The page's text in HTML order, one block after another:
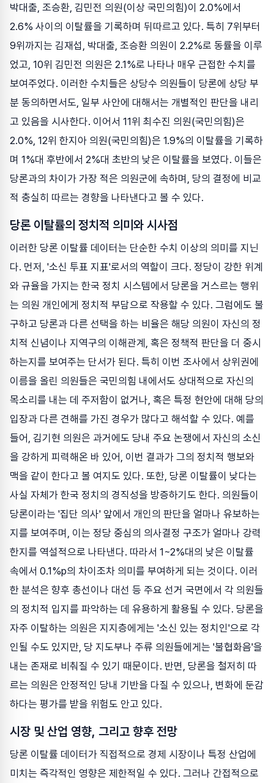
박대출, 조승환, 김민전 의원(이상 국민의힘)이 2.0%에서
2.6% 사이의 이탈률을 기록하며 뒤따르고 있다. 특히 7위부터
9위까지는 김재섭, 박대출, 조승환 의원이 2.2%로 동률을 이루
었고, 10위 김민전 의원은 2.1%로 나타나 매우 근접한 수치를
보여주었다. 이러한 수치들은 상당수 의원들이 당론에 상당 부
분 동의하면서도, 일부 사안에 대해서는 개별적인 판단을 내리
고 있음을 시사한다. 이어서 11위 최수진 의원(국민의힘)은
2.0%, 12위 한지아 의원(국민의힘)은 1.9%의 이탈률을 기록하
며 1%대 후반에서 2%대 초반의 낮은 이탈률을 보였다. 이들은
당론과의 차이가 가장 적은 의원군에 속하며, 당의 결정에 비교
적 충실히 따르는 경향을 나타낸다고 볼 수 있다.
당론 이탈률의 정치적 의미와 시사점
이러한 당론 이탈률 데이터는 단순한 수치 이상의 의미를 지닌
다. 먼저, '소신 투표 지표'로서의 역할이 크다. 정당이 강한 위계
와 규율을 가지는 한국 정치 시스템에서 당론을 거스르는 행위
는 의원 개인에게 정치적 부담으로 작용할 수 있다. 그럼에도 불
구하고 당론과 다른 선택을 하는 비율은 해당 의원이 자신의 정
치적 신념이나 지역구의 이해관계, 혹은 정책적 판단을 더 중시
하는지를 보여주는 단서가 된다. 특히 이번 조사에서 상위권에
이름을 올린 의원들은 국민의힘 내에서도 상대적으로 자신의
목소리를 내는 데 주저함이 없거나, 혹은 특정 현안에 대해 당의
입장과 다른 견해를 가진 경우가 많다고 해석할 수 있다. 예를
들어, 김기현 의원은 과거에도 당내 주요 논쟁에서 자신의 소신
을 강하게 피력해온 바 있어, 이번 결과가 그의 정치적 행보와
맥을 같이 한다고 볼 여지도 있다. 또한, 당론 이탈률이 낮다는
사실 자체가 한국 정치의 경직성을 방증하기도 한다. 의원들이
당론이라는 '집단 의사' 앞에서 개인의 판단을 얼마나 유보하는
지를 보여주며, 이는 정당 중심의 의사결정 구조가 얼마나 강력
한지를 역설적으로 나타낸다. 따라서 1~2%대의 낮은 이탈률
속에서 0.1%p의 차이조차 의미를 부여하게 되는 것이다. 이러
한 분석은 향후 총선이나 대선 등 주요 선거 국면에서 각 의원들
의 정치적 입지를 파악하는 데 유용하게 활용될 수 있다. 당론을
자주 이탈하는 의원은 지지층에게는 '소신 있는 정치인'으로 각
인될 수도 있지만, 당 지도부나 주류 의원들에게는 '불협화음'을
내는 존재로 비춰질 수 있기 때문이다. 반면, 당론을 철저히 따
르는 의원은 안정적인 당내 기반을 다질 수 있으나, 변화에 둔감
하다는 평가를 받을 위험도 안고 있다.
시장 및 산업 영향, 그리고 향후 전망
당론 이탈률 데이터가 직접적으로 경제 시장이나 특정 산업에
미치는 즉각적인 영향은 제한적일 수 있다. 그러나 간접적으로